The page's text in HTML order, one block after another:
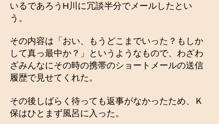
いるであろうH川に冗談半分でメールしたとい
う。
その内容は「おい、もうどこまでいった？もしか
して真っ最中か？」というようなもので、わざわ
ざみんなにその時の携帯のショートメールの送信
履歴で見せてくれた。
その後しばらく待っても返事がなかったため、Ｋ
保はひとまず風呂に入った。